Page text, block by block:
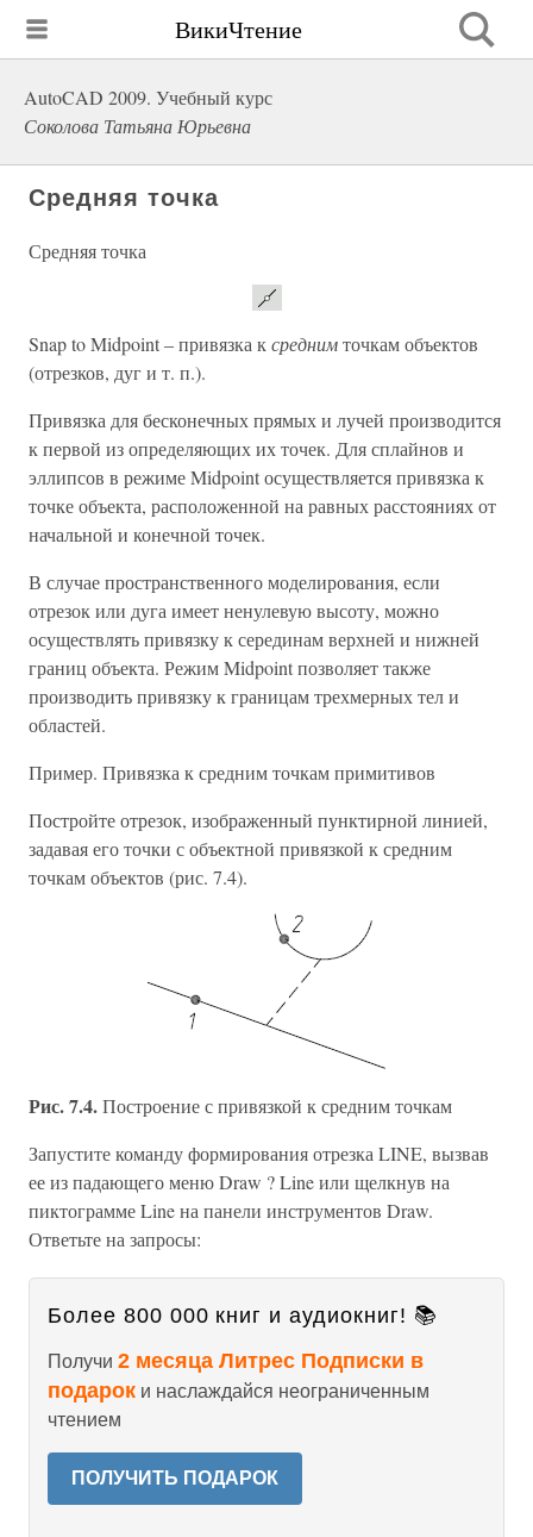
ВикиЧтение
AutoCAD 2009. Учебный курс
Соколова Татьяна Юрьевна
Средняя точка
Средняя точка
Snap to Midpoint – привязка ксреднимточкам объектов
(отрезков, дуг и т. п.).
Привязка для бесконечных прямых и лучей производится
к первой из определяющих их точек. Для сплайнов и
эллипсов в режиме Midpoint осуществляется привязка к
точке объекта, расположенной на равных расстояниях от
начальной и конечной точек.
В случае пространственного моделирования, если
отрезок или дуга имеет ненулевую высоту, можно
осуществлять привязку к серединам верхней и нижней
границ объекта. Режим Midpoint позволяет также
производить привязку к границам трехмерных тел и
областей.
Пример. Привязка к средним точкам примитивов
Постройте отрезок, изображенный пунктирной линией,
задавая его точки с объектной привязкой к средним
точкам объектов (рис. 7.4).
Рис. 7.4.Построение с привязкой к средним точкам
Запустите команду формирования отрезка LINE, вызвав
ее из падающего меню Draw ? Line или щелкнув на
пиктограмме Line на панели инструментов Draw.
Ответьте на запросы:
Более 800 000 книг и аудиокниг! 📚
Получи 2 месяца Литрес Подписки в
подарок и наслаждайся неограниченным
чтением
ПОЛУЧИТЬ ПОДАРОК